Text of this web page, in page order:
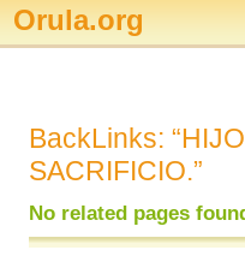
Orula.org
BackLinks:
SACRIFICIO.”
No related pages